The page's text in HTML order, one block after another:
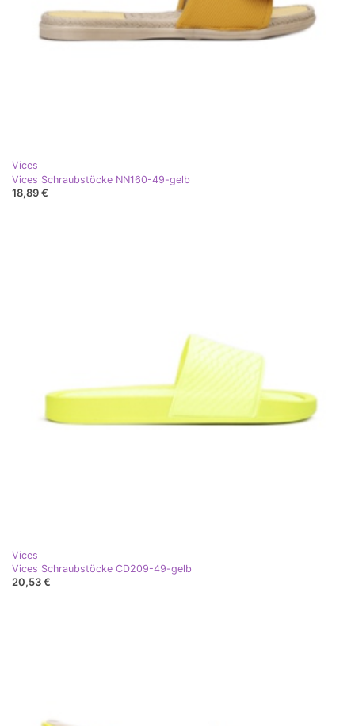
Vices
Vices Schraubstöcke NN160-49-gelb
18,89 €
Vices
Vices Schraubstöcke CD209-49-gelb
20,53 €